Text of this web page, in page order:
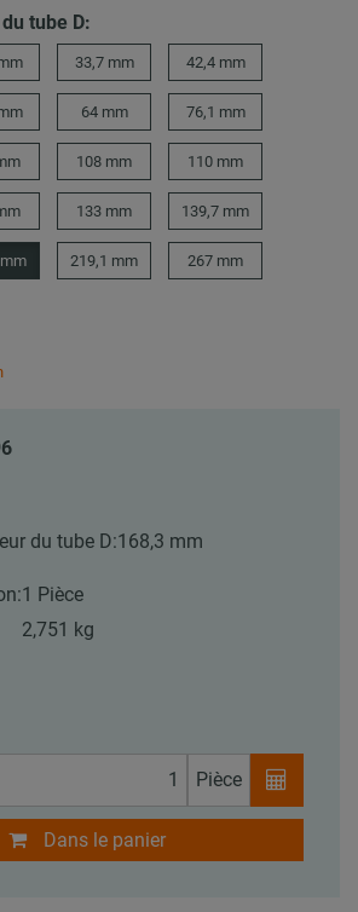
tube D:
33,7 mm 42,4 mm
64 mm 76,1 mm
108 mm 110 mm
133 mm 139,7 mm
219,1 mm 267 mm
du tube D:168,3 mm
1 Pièce
2,751 kg
Pièce
Dans le panier